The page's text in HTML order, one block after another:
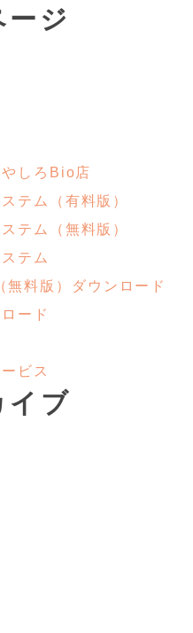
ージ
しろBio店
テム
（有料版）
テム
（無料版）
テム
（無料版）ダウンロード
ード
ビス
イブ